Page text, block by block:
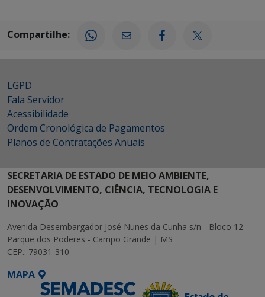
Compartilhe:
LGPD
Fala Servidor
Acessibilidade
Ordem Cronológica de Pagamentos
Planos de Contratações Anuais
SECRETARIA DE ESTADO DE MEIO AMBIENTE,
DESENVOLVIMENTO, CIÊNCIA, TECNOLOGIA E
INOVAÇÃO
Avenida Desembargador José Nunes da Cunha s/n - Bloco 12
Parque dos Poderes - Campo Grande | MS
CEP.: 79031-310
MAPA